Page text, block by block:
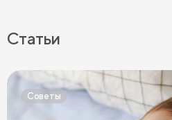
Детские кровати белого цвета
Детские кровати голубого цвета
Статьи
Советы